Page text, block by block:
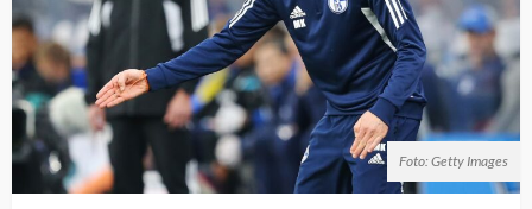
Foto: Getty Images